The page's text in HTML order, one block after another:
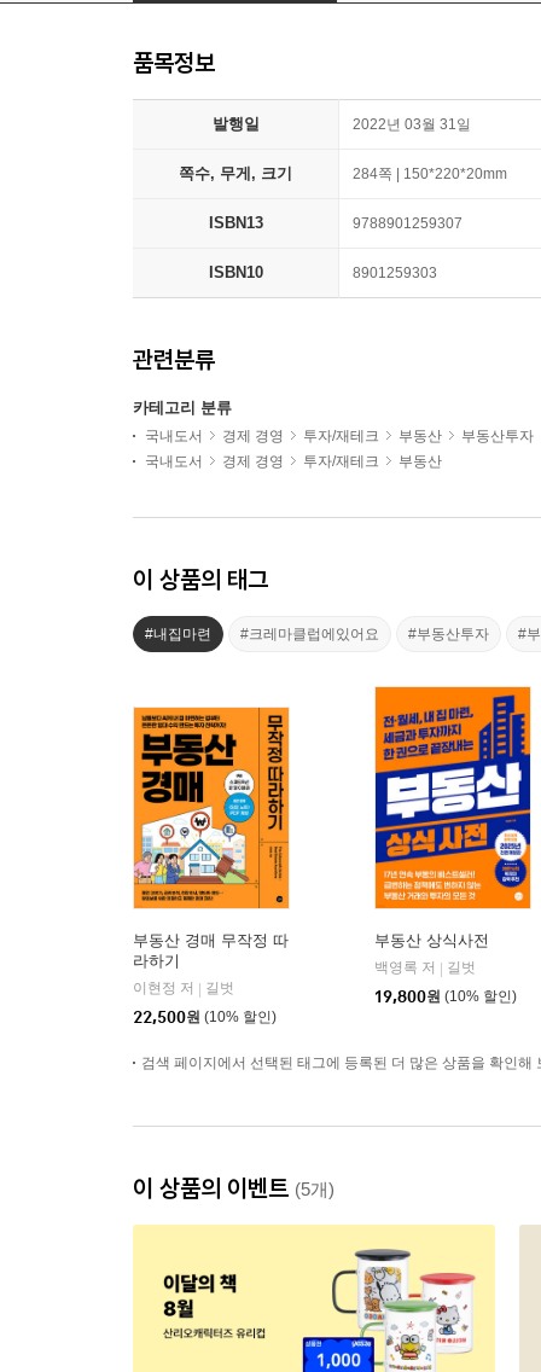
품목정보
발행일 2022년 03월 31일
쪽수, 무게, 크기 284쪽 | 150*220*20mm
ISBN13 9788901259307
ISBN10 8901259303
관련분류
카테고리 분류
국내도서 경제 경영 투자/재테크 부동산
부동산투자
국내도서
경제 경영 투자/재테크 부동산
이 상품의 태그
#내집마련 #크레마클럽에있어요 #부동산투자 #
부동산 경매 무작정 따
라하기
이현정 저
길벗
22,500원 (10% 할인)
부동산 상식사전
백영록 저
길벗
19,800원 (10% 할인)
검색 페이지에서 선택된 태그에 등록된 더 많은 상품을 확인해
이 상품의 이벤트 (5개)